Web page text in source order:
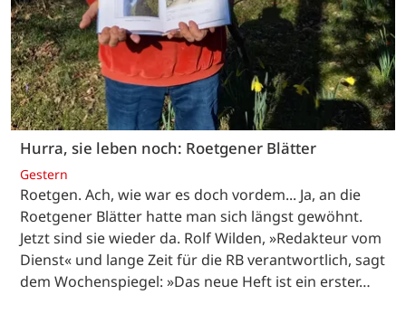
Hurra, sie leben noch: Roetgener Blätter
Gestern
Roetgen. Ach, wie war es doch vordem... Ja, an die
Roetgener Blätter hatte man sich längst gewöhnt.
Jetzt sind sie wieder da. Rolf Wilden, »Redakteur vom
Dienst« und lange Zeit für die RB verantwortlich, sagt
dem Wochenspiegel: »Das neue Heft ist ein erster…